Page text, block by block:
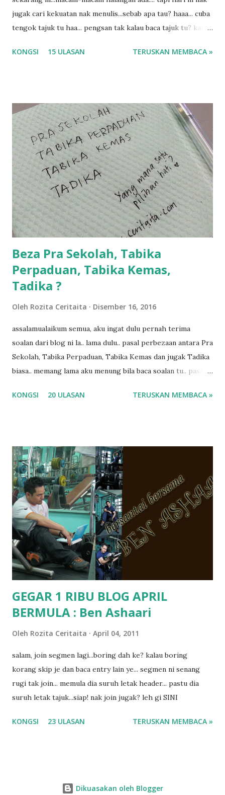
jugak cari kekuatan nak menulis...sebab apa tau? haaa... cuba
tengok tajuk tu haa... pengsan tak kalau baca tajuk tu? kalau
tau? yang sebut tu anak aku....diulangi ANAK AKU ....adoiiii
balik keja aku ajak la shah singgah Giant beli barang
sikit...dalam perjalanan dari dalam kereta tu biasalah kan
kami memang akan pimpin anak-anak jalan sampai masuk
dalam... dan kebiasanya bagi anak 4 macam kami ni bahagi-
bahagi lah siapa nak pimpin siapa... dan biasanya aku akan
dukung adik hadi sambil pimpin kakak husna... yang abg
ngah dengan abg long terserah pada shah la pulak.. tapi
kalau ikut anak-anak semua nak ummi pimpin... ajer rebeh
ba...
KONGSI 15 ULASAN TERUSKAN MEMBACA »
Beza Pra Sekolah, Tabika
Perpaduan, Tabika Kemas,
Tadika ?
Oleh Rozita Ceritaita Disember 16, 2016
assalamualaikum semua, aku ingat dulu pernah terima
soalan dari blog ni la.. lama dulu.. pasal perbezaan antara Pra
Sekolah, Tabika Perpaduan, Tabika Kemas dan jugak Tadika
biasa.. memang lama aku menung bila baca soalan tu.. pasal
ko.. masa tu aku baru je ada anak sorang dan aku hentam je
tanya sapa-sapa pun masa tu.. bila fikir-fikirkan balik terasa
jugak masa alahai teruknya kami sebagai ibubapa.. dan kami
terasa jugak semakin teruk bila abg long dah masuk 2 tahun
kat salah satu tadika swasta ni.. tapi nampaknya kenal huruf
pun tak tau.. pengsan aku bila ingat balik.. aku mula fikir
mungkin sebab abg long sendiri jenis budak yang ada
masalah dyslexia.. tapi minor la.. nanti la aku cerita pasal
dyslexia tu.. lepas tu kami buat keputusan pu...
KONGSI 20 ULASAN TERUSKAN MEMBACA »
GEGAR 1 RIBU BLOG APRIL
BERMULA : Ben Ashaari
Oleh Rozita Ceritaita April 04, 2011
salam, join segmen lagi...boring dah ke? kalau boring
korang skip je dan baca entry lain ye... segmen ni senang
rugi tak join... memula dia suruh letak header... pastu dia
suruh letak tajuk...siap! nak join jugak? leh gi SINI
KONGSI 23 ULASAN TERUSKAN MEMBACA »
Dikuasakan oleh Blogger